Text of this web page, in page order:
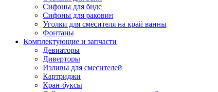
Сифоны для биде
Сифоны для раковин
Уголки для смесителя на край ванны
Фонтаны
Комплектующие и запчасти
Девиаторы
Диверторы
Изливы для смесителей
Картриджи
Кран-буксы